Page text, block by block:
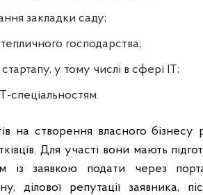
закладки саду;
господарства;
у тому числі в сфері ІТ;
спеціальностям.
на створення власного бізнесу
Для участі вони мають
із заявкою подати через
ділової репутації заявника,